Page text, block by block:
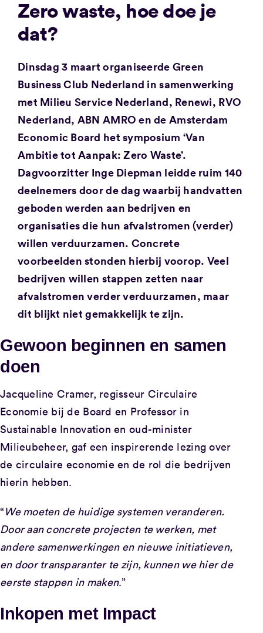
Zero waste, hoe doe je
dat?
Dinsdag 3 maart organiseerde Green
Business Club Nederland in samenwerking
met Milieu Service Nederland, Renewi, RVO
Nederland, ABN AMRO en de Amsterdam
Economic Board het symposium ‘Van
Ambitie tot Aanpak: Zero Waste’.
Dagvoorzitter Inge Diepman leidde ruim 140
deelnemers door de dag waarbij handvatten
geboden werden aan bedrijven en
organisaties die hun afvalstromen (verder)
willen verduurzamen. Concrete
voorbeelden stonden hierbij voorop. Veel
bedrijven willen stappen zetten naar
afvalstromen verder verduurzamen, maar
dit blijkt niet gemakkelijk te zijn.
Gewoon beginnen en samen
doen
Jacqueline Cramer, regisseur Circulaire
Economie bij de Board en Professor in
Sustainable Innovation en oud-minister
Milieubeheer, gaf een inspirerende lezing over
de circulaire economie en de rol die bedrijven
hierin hebben.
“We moeten de huidige systemen veranderen.
Door aan concrete projecten te werken, met
andere samenwerkingen en nieuwe initiatieven,
en door transparanter te zijn, kunnen we hier de
eerste stappen in maken.”
Inkopen met Impact